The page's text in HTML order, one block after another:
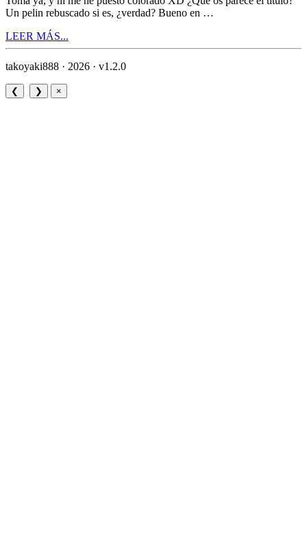
Un pelin rebuscado si es, ¿verdad? Bueno en …
LEER MÁS...
takoyaki888 · 2026 · v1.2.0
❮ ❯ ×